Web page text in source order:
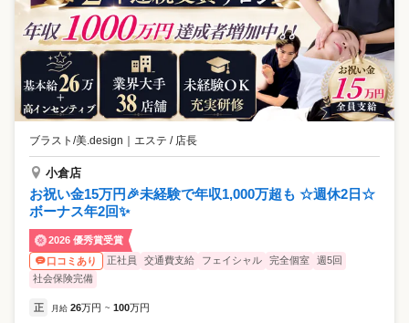
ブラスト/美.design エステ / 店長
小倉店
お祝い金15万円🎉未経験で年収1,000万超も ☆週休2日☆
ボーナス年2回✨
2026 優秀賞受賞
口コミあり
正社員 交通費支給 フェイシャル 完全個室
週5回
社会保険完備
正 月給 26万円 ~ 100万円